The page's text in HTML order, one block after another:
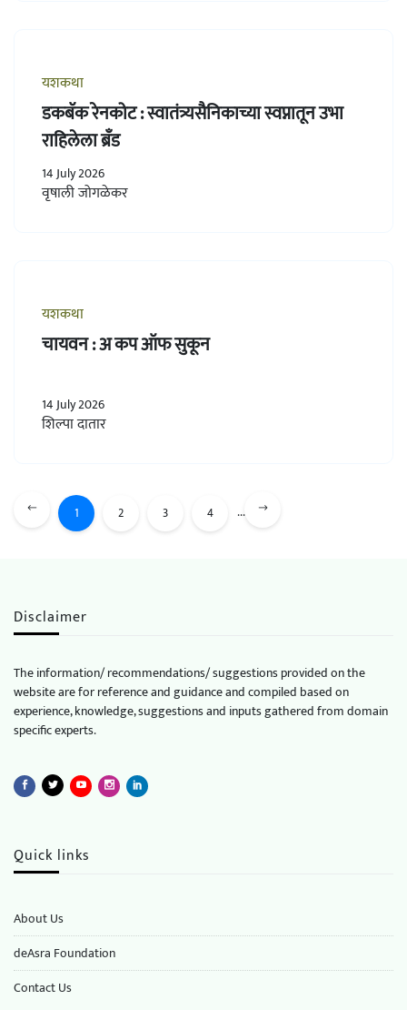
यशकथा
डकबॅक रेनकोट : स्वातंत्र्यसैनिकाच्या स्वप्नातून उभा
राहिलेला ब्रँड
14 July 2026
वृषाली जोगळेकर
यशकथा
चायवन : अ कप ऑफ सुकून
14 July 2026
शिल्पा दातार
1 2 3 4 ...
Disclaimer
The information/ recommendations/ suggestions provided on the
website are for reference and guidance and compiled based on
experience, knowledge, suggestions and inputs gathered from domain
specific experts.
Quick links
About Us
deAsra Foundation
​​Contact Us